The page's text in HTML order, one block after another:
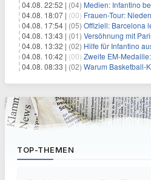
04.08. 22:52 | (04) Medien: Infantino beruft
04.08. 18:07 | (00) Frauen-Tour:
04.08. 17:54 | (05) Offiziell: Barcelona
04.08. 13:43 | (01) Versöhnung mit Paris:
04.08. 13:32 | (02) Hilfe für Infantino aus
04.08. 10:42 | (00) Zweite EM-Medaille:
04.08. 08:33 | (02) Warum Basketball-
TOP-THEMEN